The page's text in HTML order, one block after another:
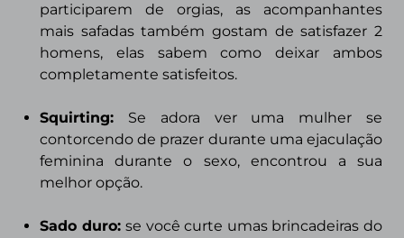
participarem de orgias, as acompanhantes
mais safadas também gostam de satisfazer 2
homens, elas sabem como deixar ambos
completamente satisfeitos.
Squirting: Se adora ver uma mulher se
contorcendo de prazer durante uma ejaculação
feminina durante o sexo, encontrou a sua
melhor opção.
Sado duro:se você curte umas brincadeiras do